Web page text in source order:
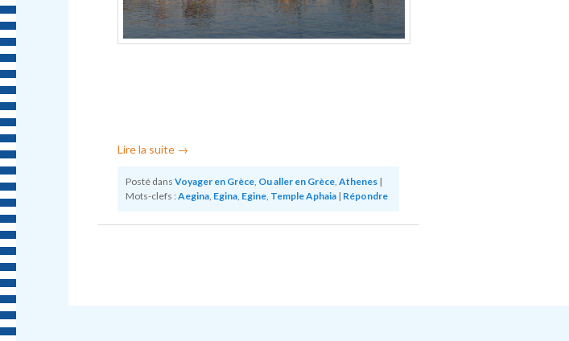
Lire la suite →
Posté dans Voyager en Grèce, Ou aller en Grèce, Athenes |
Mots-clefs : Aegina, Egina, Egine, Temple Aphaia | Répondre